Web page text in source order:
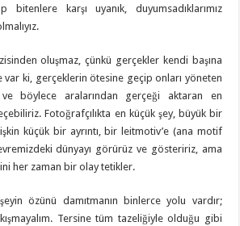
karşı uyanık, duyumsadıklarımız
oluşmaz, çünkü gerçekler kendi başına
ki, gerçeklerin ötesine geçip onları yöneten
ve böylece aralarından gerçeği aktaran en
Fotoğrafçılıkta en küçük şey, büyük bir
küçük bir ayrıntı, bir leitmotiv’e (ana motif
dünyayı görürüz ve gösteririz, ama
her zaman bir olay tetikler.
özünü damıtmanın binlerce yolu vardır;
Tersine tüm tazeliğiyle olduğu gibi